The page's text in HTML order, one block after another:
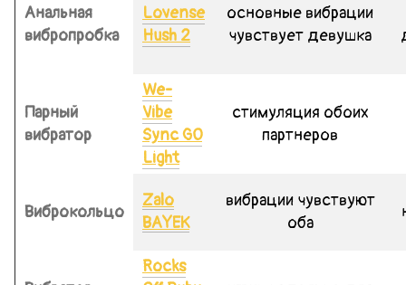
Анальная
вибропробка
Lovense
Hush 2
основные вибрации
чувствует девушка
Парный
вибратор
We-
Vibe
Sync GO
Light
стимуляция обоих
партнеров
Виброкольцо
Zalo
BAYEK
вибрации чувствуют
оба
Rocks